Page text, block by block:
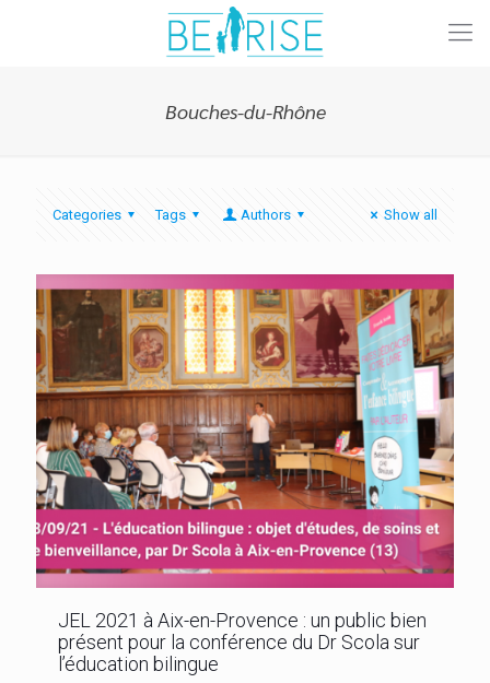
Bouches-du-Rhône
Categories Tags Authors Show all
JEL 2021 à Aix-en-Provence : un public bien
présent pour la conférence du Dr Scola sur
l’éducation bilingue